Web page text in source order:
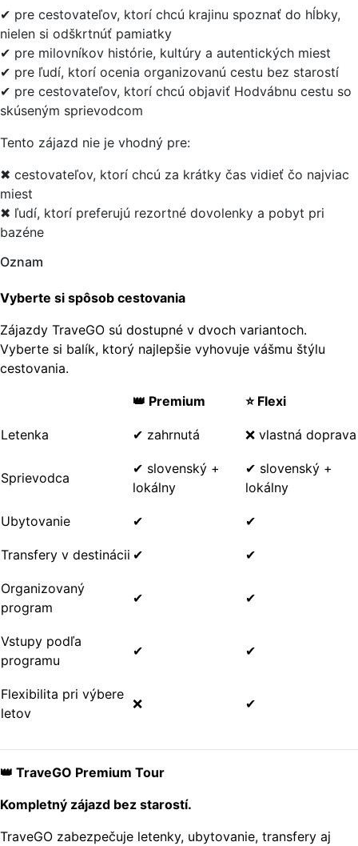
✔ pre cestovateľov, ktorí chcú krajinu spoznať do hĺbky,
nielen si odškrtnúť pamiatky
✔ pre milovníkov histórie, kultúry a autentických miest
✔ pre ľudí, ktorí ocenia organizovanú cestu bez starostí
✔ pre cestovateľov, ktorí chcú objaviť Hodvábnu cestu so
skúseným sprievodcom
Tento zájazd nie je vhodný pre:
✖ cestovateľov, ktorí chcú za krátky čas vidieť čo najviac
miest
✖ ľudí, ktorí preferujú rezortné dovolenky a pobyt pri
bazéne
Oznam
Vyberte si spôsob cestovania
Zájazdy TraveGO sú dostupné v dvoch variantoch.
Vyberte si balík, ktorý najlepšie vyhovuje vášmu štýlu
cestovania.
👑 Premium ⭐ Flexi
Letenka ✔ zahrnutá ❌ vlastná doprava
Sprievodca
✔ slovenský +
lokálny
✔ slovenský +
lokálny
Ubytovanie ✔ ✔
Transfery v destinácii ✔ ✔
Organizovaný
program
✔ ✔
Vstupy podľa
programu
✔ ✔
Flexibilita pri výbere
letov
❌ ✔
👑 TraveGO Premium Tour
Kompletný zájazd bez starostí.
TraveGO zabezpečuje letenky, ubytovanie, transfery aj